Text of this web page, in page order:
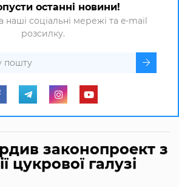
останні новини!
наші соціальні мережі та e-mail
розсилку.
законопроект з
цукрової галузі